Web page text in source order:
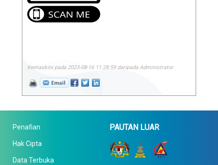
Kemaskini pada 2023-08-16 11:28:59 daripada Administrator
Penafian
Hak Cipta
Data Terbuka
PAUTAN LUAR